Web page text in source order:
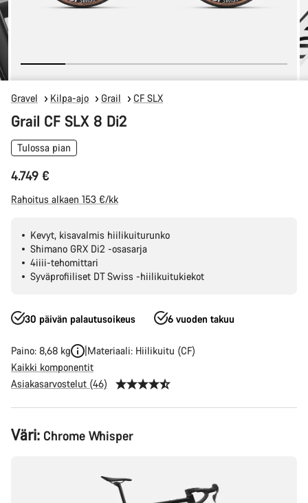
Gravel Kilpa-ajo Grail CF SLX
Grail CF SLX 8 Di2
Tulossa pian
4.749 €
Rahoitus alkaen 153 €/kk
Kevyt, kisavalmis hiilikuiturunko
Shimano GRX Di2 -osasarja
4iiii-tehomittari
Syväprofiiliset DT Swiss -hiilikuitukiekot
30 päivän palautusoikeus 6 vuoden takuu
Paino: 8,68 kg
Materiaali: Hiilikuitu (CF)
Kaikki komponentit
Asiakasarvostelut (46)
Tuotekonfiguraatio
Väri: Chrome Whisper